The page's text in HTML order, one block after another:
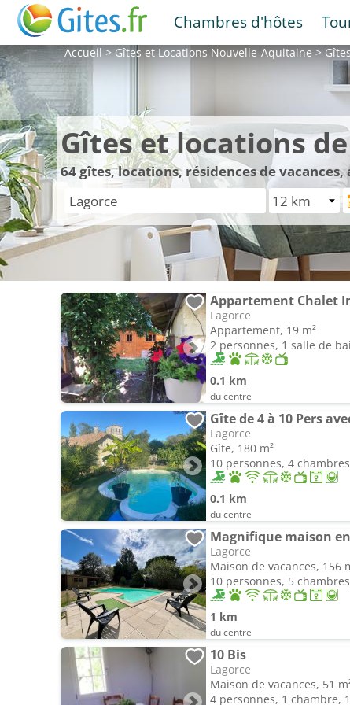
Chambres d'hôtes
Accueil>Gîtes et LocationsNouvelle-Aquitaine>
Gîtes et locations
64gîtes, locations, résidences de
Lagorce
Appartement, 19 m²
2 personnes, 1 salle de
0.1 km
du centre
Lagorce
Gîte, 180 m²
10 personnes, 4
0.1 km
du centre
Magnifique maison
Lagorce
Maison de vacances, 156
10 personnes, 5
1 km
du centre
10 Bis
Lagorce
Maison de vacances, 51
4 personnes, 1 chambre,